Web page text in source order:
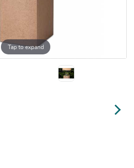
Tap to expand